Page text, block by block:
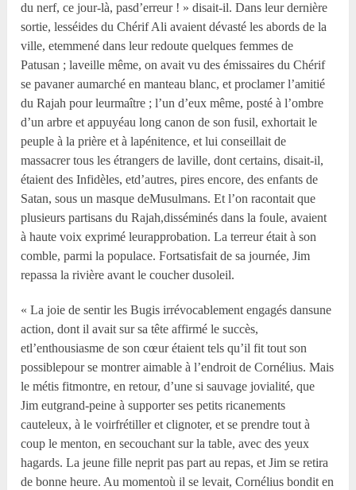
du nerf, ce jour-là, pasd’erreur ! » disait-il. Dans leur dernière
sortie, lesséides du Chérif Ali avaient dévasté les abords de la
ville, etemmené dans leur redoute quelques femmes de
Patusan ; laveille même, on avait vu des émissaires du Chérif
se pavaner aumarché en manteau blanc, et proclamer l’amitié
du Rajah pour leurmaître ; l’un d’eux même, posté à l’ombre
d’un arbre et appuyéau long canon de son fusil, exhortait le
peuple à la prière et à lapénitence, et lui conseillait de
massacrer tous les étrangers de laville, dont certains, disait-il,
étaient des Infidèles, etd’autres, pires encore, des enfants de
Satan, sous un masque deMusulmans. Et l’on racontait que
plusieurs partisans du Rajah,disséminés dans la foule, avaient
à haute voix exprimé leurapprobation. La terreur était à son
comble, parmi la populace. Fortsatisfait de sa journée, Jim
repassa la rivière avant le coucher dusoleil.
« La joie de sentir les Bugis irrévocablement engagés dansune
action, dont il avait sur sa tête affirmé le succès,
etl’enthousiasme de son cœur étaient tels qu’il fit tout son
possiblepour se montrer aimable à l’endroit de Cornélius. Mais
le métis fitmontre, en retour, d’une si sauvage jovialité, que
Jim eutgrand-peine à supporter ses petits ricanements
cauteleux, à le voirfrétiller et clignoter, et se prendre tout à
coup le menton, en secouchant sur la table, avec des yeux
hagards. La jeune fille neprit pas part au repas, et Jim se retira
de bonne heure. Au momentoù il se levait, Cornélius bondit en